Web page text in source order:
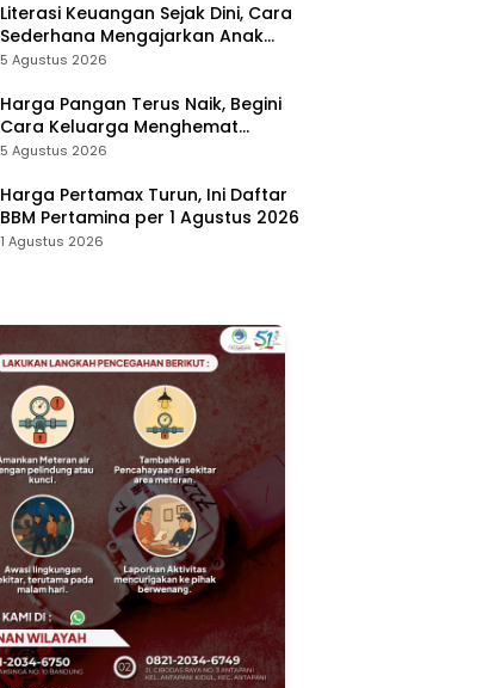
Literasi Keuangan Sejak Dini, Cara
Sederhana Mengajarkan Anak
Mengelola Uang
5 Agustus 2026
Harga Pangan Terus Naik, Begini
Cara Keluarga Menghemat
Belanja
5 Agustus 2026
Harga Pertamax Turun, Ini Daftar
BBM Pertamina per 1 Agustus 2026
1 Agustus 2026